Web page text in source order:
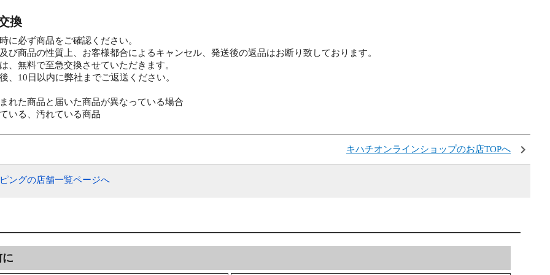
換
に必ず商品をご確認ください。
び商品の性質上、お客様都合によるキャンセル、発送後の返品はお断り致しております。
、無料で至急交換させていただきます。
、10日以内に弊社までご返送ください。
れた商品と届いた商品が異なっている場合
いる、汚れている商品
キハチオンラインショップのお店TOPへ
ングの店舗一覧ページへ